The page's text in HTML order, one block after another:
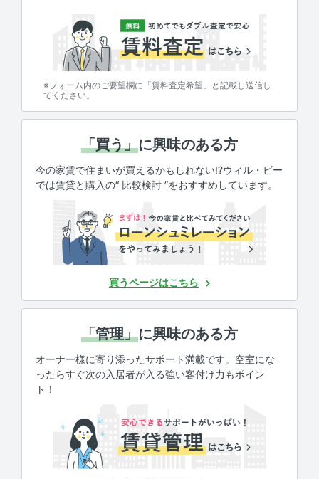
※フォーム内のご要望欄に「賃料査定希望」と記載し送信し
てください。
「買う」に興味のある方
今の家賃で住まいが買えるかもしれない!?ウィル・ビー
では賃貸と購入の“ 比較検討 ”をおすすめしています。
買うページはこちら
「管理」に興味のある方
オーナー様に寄り添ったサポート満載です。空室にな
ったらすぐ次の入居者が入る強い客付け力もポイン
ト！